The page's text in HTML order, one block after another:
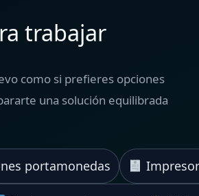
trabajar
como si prefieres opciones
una solución equilibrada
portamonedas